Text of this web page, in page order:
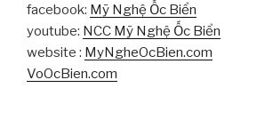
facebook: Mỹ Nghệ Ốc Biển
youtube: NCC Mỹ Nghệ Ốc Biển
website : MyNgheOcBien.com
VoOcBien.com